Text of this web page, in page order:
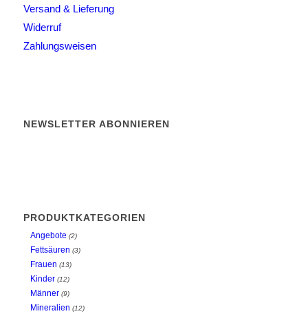
Versand & Lieferung
Widerruf
Zahlungsweisen
NEWSLETTER ABONNIEREN
PRODUKTKATEGORIEN
Angebote (2)
Fettsäuren (3)
Frauen (13)
Kinder (12)
Männer (9)
Mineralien (12)